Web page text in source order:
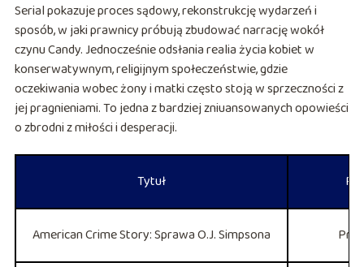
Serial pokazuje proces sądowy, rekonstrukcję wydarzeń i
sposób, w jaki prawnicy próbują zbudować narrację wokół
czynu Candy. Jednocześnie odsłania realia życia kobiet w
konserwatywnym, religijnym społeczeństwie, gdzie
oczekiwania wobec żony i matki często stoją w sprzeczności z
jej pragnieniami. To jedna z bardziej zniuansowanych opowieści
o zbrodni z miłości i desperacji.
Tytuł
American Crime Story: Sprawa O.J. Simpsona